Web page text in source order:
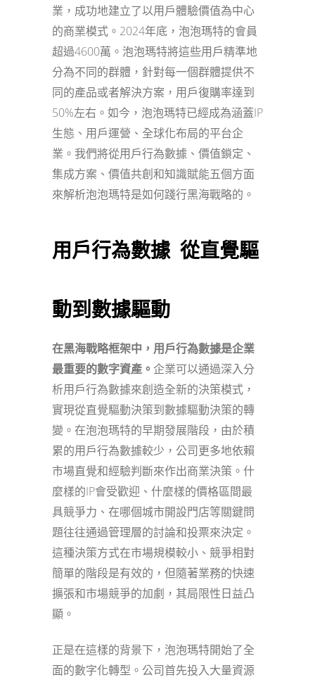
業，成功地建立了以用戶體驗價值為中心
的商業模式。2024年底，泡泡瑪特的會員
超過4600萬。泡泡瑪特將這些用戶精準地
分為不同的群體，針對每一個群體提供不
同的產品或者解決方案，用戶復購率達到
50%左右。如今，泡泡瑪特已經成為涵蓋IP
生態、用戶運營、全球化布局的平台企
業。我們將從用戶行為數據、價值鎖定、
集成方案、價值共創和知識賦能五個方面
來解析泡泡瑪特是如何踐行黑海戰略的。
用戶行為數據 從直覺驅
動到數據驅動
在黑海戰略框架中，用戶行為數據是企業
最重要的數字資產。 企業可以通過深入分
析用戶行為數據來創造全新的決策模式，
實現從直覺驅動決策到數據驅動決策的轉
變。在泡泡瑪特的早期發展階段，由於積
累的用戶行為數據較少，公司更多地依賴
市場直覺和經驗判斷來作出商業決策。什
麼樣的IP會受歡迎、什麼樣的價格區間最
具競爭力、在哪個城市開設門店等關鍵問
題往往通過管理層的討論和投票來決定。
這種決策方式在市場規模較小、競爭相對
簡單的階段是有效的，但隨著業務的快速
擴張和市場競爭的加劇，其局限性日益凸
顯。
正是在這樣的背景下，泡泡瑪特開始了全
面的數字化轉型。公司首先投入大量資源